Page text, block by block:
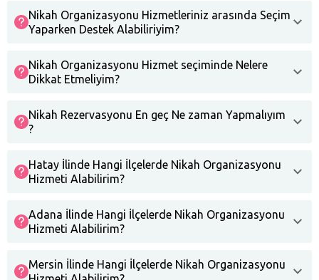
Nikah Organizasyonu Hizmetleriniz arasında Seçim
Yaparken Destek Alabiliriyim?
Nikah Organizasyonu Hizmet seçiminde Nelere
Dikkat Etmeliyim?
Nikah Rezervasyonu En geç Ne zaman Yapmalıyım
?
Hatay İlinde Hangi İlçelerde Nikah Organizasyonu
Hizmeti Alabilirim?
Adana İlinde Hangi İlçelerde Nikah Organizasyonu
Hizmeti Alabilirim?
Mersin İlinde Hangi İlçelerde Nikah Organizasyonu